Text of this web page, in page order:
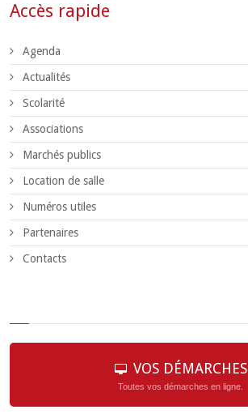
Accès rapide
Agenda
Actualités
Scolarité
Associations
Marchés publics
Location de salle
Numéros utiles
Partenaires
Contacts
VOS DÉMARCHES
Toutes vos démarches en ligne.